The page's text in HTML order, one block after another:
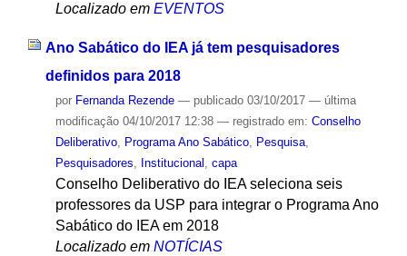
Localizado em EVENTOS
Ano Sabático do IEA já tem pesquisadores
definidos para 2018
por Fernanda Rezende — publicado03/10/2017 — última
modificação04/10/2017 12:38 — registrado em: Conselho
Deliberativo, Programa Ano Sabático, Pesquisa,
Pesquisadores, Institucional , capa
Conselho Deliberativo do IEA seleciona seis
professores da USP para integrar o Programa Ano
Sabático do IEA em 2018
Localizado em NOTÍCIAS